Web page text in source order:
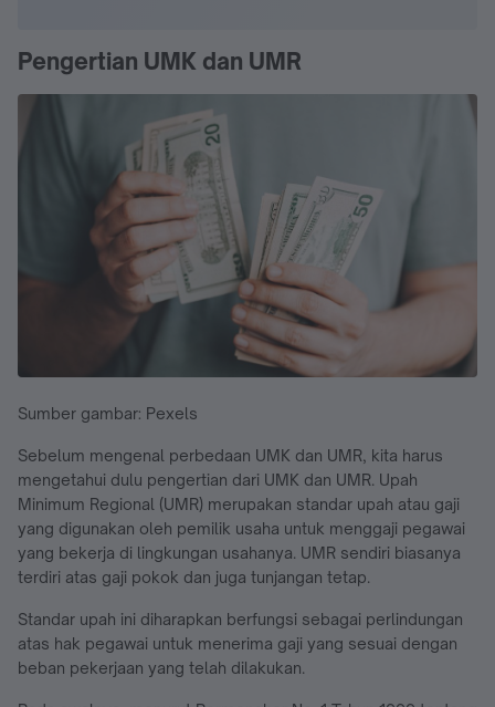
Pengertian UMK dan UMR
Sumber gambar: Pexels
Sebelum mengenal perbedaan UMK dan UMR, kita harus
mengetahui dulu pengertian dari UMK dan UMR. Upah
Minimum Regional (UMR) merupakan standar upah atau gaji
yang digunakan oleh pemilik usaha untuk menggaji pegawai
yang bekerja di lingkungan usahanya. UMR sendiri biasanya
terdiri atas gaji pokok dan juga tunjangan tetap.
Standar upah ini diharapkan berfungsi sebagai perlindungan
atas hak pegawai untuk menerima gaji yang sesuai dengan
beban pekerjaan yang telah dilakukan.